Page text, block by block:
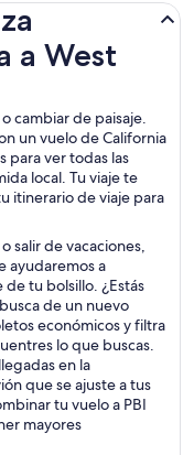
a West
cambiar de paisaje.
un vuelo de California
para ver todas las
local. Tu viaje te
itinerario de viaje para
salir de vacaciones,
ayudaremos a
de tu bolsillo. ¿Estás
de un nuevo
económicos y filtra
lo que buscas.
en la
que se ajuste a tus
tu vuelo a PBI
mayores